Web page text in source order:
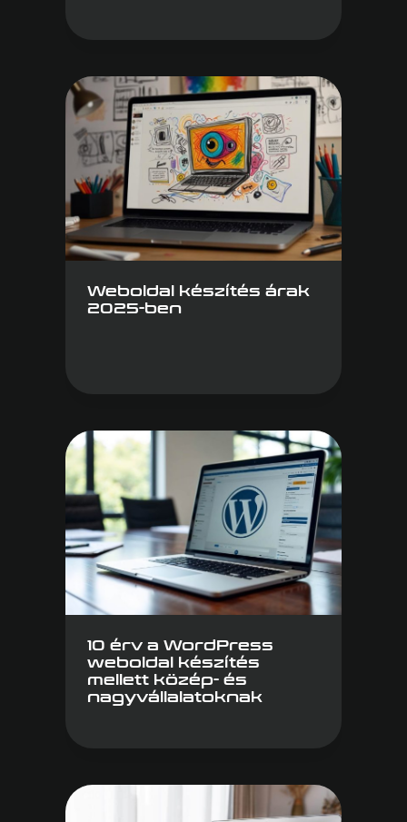
Weboldal készítés árak
2025-ben
10 érv a WordPress
weboldal készítés
mellett közép- és
nagyvállalatoknak